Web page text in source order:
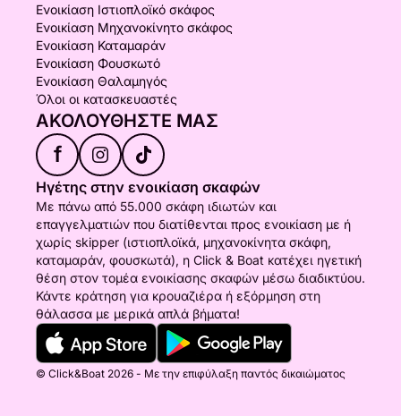
Ενοικίαση Ιστιοπλοϊκό σκάφος
Ενοικίαση Μηχανοκίνητο σκάφος
Ενοικίαση Καταμαράν
Ενοικίαση Φουσκωτό
Ενοικίαση Θαλαμηγός
Όλοι οι κατασκευαστές
ΑΚΟΛΟΥΘΉΣΤΕ ΜΑΣ
f
Ηγέτης στην ενοικίαση σκαφών
Με πάνω από 55.000 σκάφη ιδιωτών και
επαγγελματιών που διατίθενται προς ενοικίαση με ή
χωρίς skipper (ιστιοπλοϊκά, μηχανοκίνητα σκάφη,
καταμαράν, φουσκωτά), η Click & Boat κατέχει ηγετική
θέση στον τομέα ενοικίασης σκαφών μέσω διαδικτύου.
Κάντε κράτηση για κρουαζιέρα ή εξόρμηση στη
θάλασσα με μερικά απλά βήματα!
© Click&Boat 2026 - Με την επιφύλαξη παντός δικαιώματος